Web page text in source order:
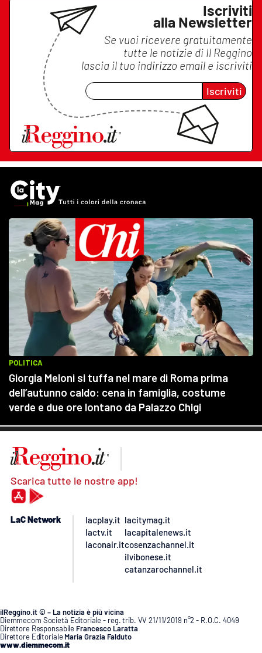
Iscriviti
alla Newsletter
Se vuoi ricevere gratuitamente
tutte le notizie di Il Reggino
lascia il tuo indirizzo email e iscriviti
Iscriviti
Scarica tutte le nostre app!
LaC Network
lacplay.it
lactv.it
laconair.it
lacitymag.it
lacapitalenews.it
cosenzachannel.it
ilvibonese.it
catanzarochannel.it
ilReggino.it © – La notizia è più vicina
Diemmecom Società Editoriale - reg. trib. VV 21/11/2019 n°2 - R.O.C. 4049
Direttore Responsabile Francesco Laratta
Direttore Editoriale Maria Grazia Falduto
www.diemmecom.it